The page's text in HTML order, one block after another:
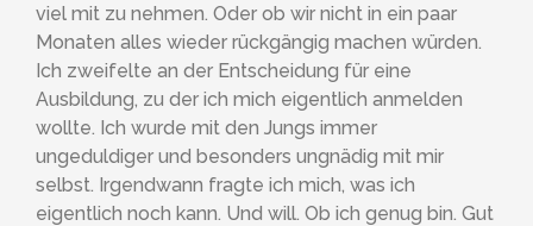
viel mit zu nehmen. Oder ob wir nicht in ein paar
Monaten alles wieder rückgängig machen würden.
Ich zweifelte an der Entscheidung für eine
Ausbildung, zu der ich mich eigentlich anmelden
wollte. Ich wurde mit den Jungs immer
ungeduldiger und besonders ungnädig mit mir
selbst. Irgendwann fragte ich mich, was ich
eigentlich noch kann. Und will. Ob ich genug bin. Gut